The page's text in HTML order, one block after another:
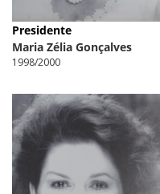
Presidente
Maria Zélia Gonçalves
1998/2000